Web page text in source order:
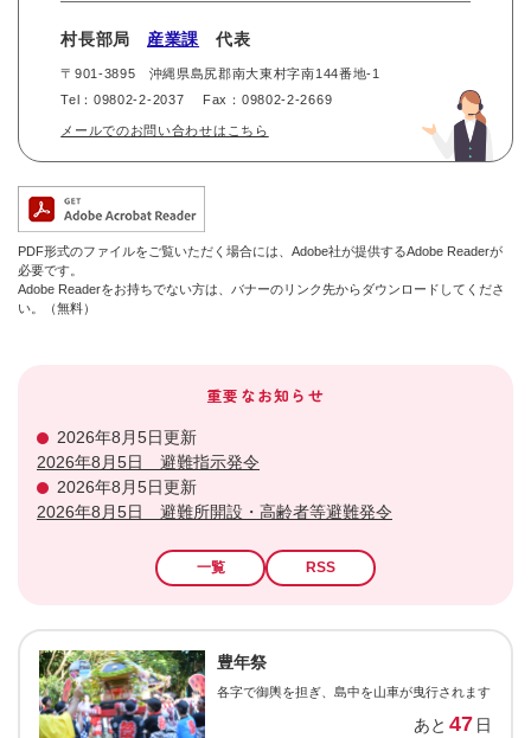
村長部局 産業課 代表
〒901-3895
沖縄県島尻郡南大東村字南144番地-1
Tel：09802-2-2037
Fax：09802-2-2669
メールでのお問い合わせはこちら
PDF形式のファイルをご覧いただく場合には、Adobe社が提供するAdobe Readerが
必要です。
Adobe Readerをお持ちでない方は、バナーのリンク先からダウンロードしてくださ
い。（無料）
重要なお知らせ
2026年8月5日更新
2026年8月5日 避難指示発令
2026年8月5日更新
2026年8月5日 避難所開設・高齢者等避難発令
一覧 RSS
豊年祭
各字で御輿を担ぎ、島中を山車が曳行されます
あと 47 日